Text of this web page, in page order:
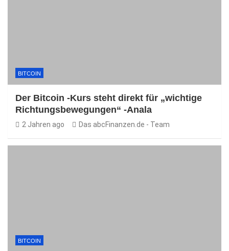
BITCOIN
Der Bitcoin -Kurs steht direkt für „wichtige
Richtungsbewegungen“ -Anala
2 Jahren ago Das abcFinanzen.de - Team
BITCOIN